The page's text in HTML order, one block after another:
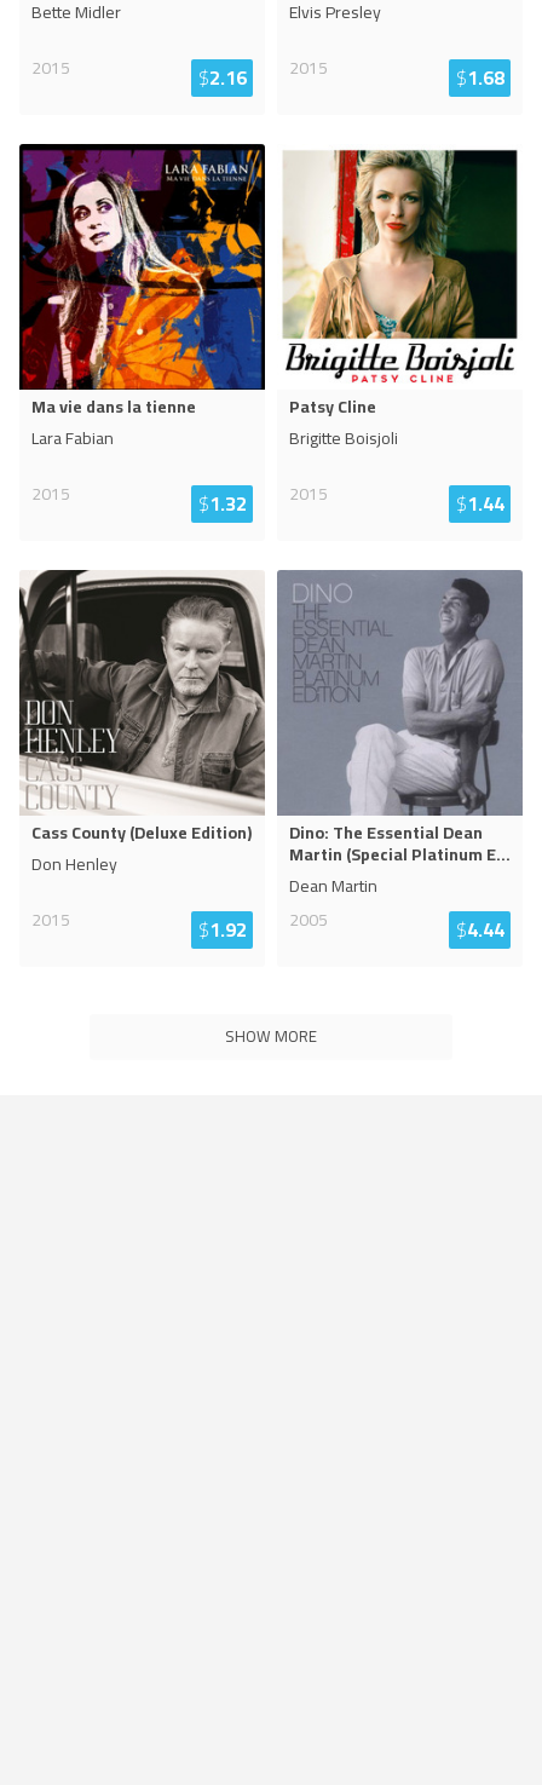
Bette Midler
2015
$2.16
Elvis Presley
2015
$1.68
Ma vie dans la tienne
Lara Fabian
2015
$1.32
Patsy Cline
Brigitte Boisjoli
2015
$1.44
Cass County (Deluxe Edition)
Don Henley
2015
$1.92
Dino: The Essential Dean
Martin (Special Platinum E...
Dean Martin
2005
$4.44
SHOW MORE